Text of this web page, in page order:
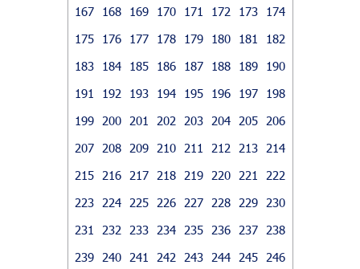
167
168 169 170 171 172 173
174
175
176 177 178 179 180 181
182
183
184 185 186 187 188 189
190
191
192 193 194 195 196 197
198
199
200 201 202 203 204 205
206
207
208 209 210 211 212 213
214
215
216 217 218 219 220 221
222
223
224 225 226 227 228 229
230
231
232 233 234 235 236 237
238
239
240 241 242 243 244 245
246